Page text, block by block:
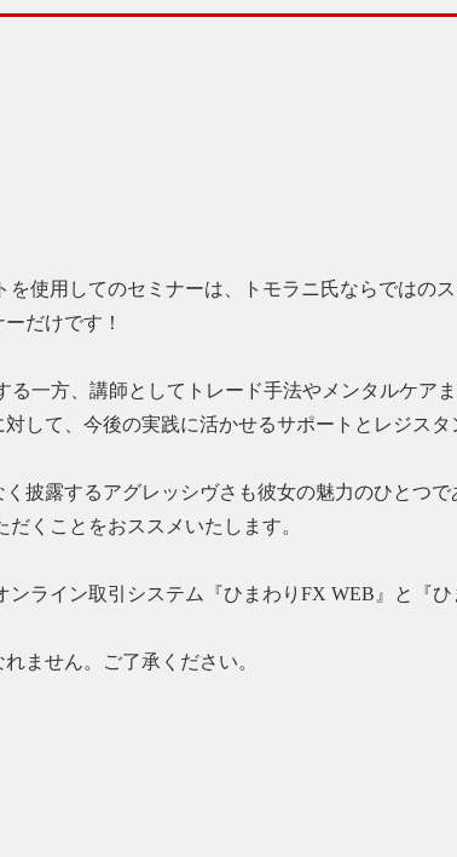
を使用してのセミナーは、トモラニ氏ならではの
だけです！
一方、講師としてトレード手法やメンタルケア
して、今後の実践に活かせるサポートとレジスタ
披露するアグレッシヴさも彼女の魅力のひとつ
くことをおススメいたします。
ンライン取引システム『ひまわりFX WEB』と『
ません。ご了承ください。